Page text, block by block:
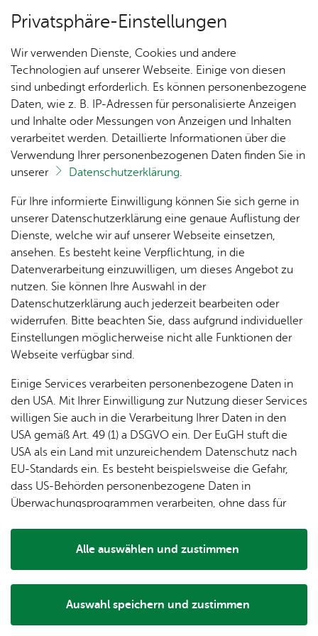
Un­se­re Ort­schaft
Ak­tu­
1250
Jahre
Ai­lin­
gen
chen­
markt
Mit­tei­
lungs­
blatt
Zah­
len,
Daten
& Fak­
ten
Ai­lin­
ger
Fe­ri­
en­
Ge­
schic
h­te
Orts­
vor­
& Ort­
schaft
s­rat
Ver­
eins­le­
ben
Lo­ka­le
Agen­
da
Ak­ti­on
mein­
sinn
Ai­lin­
gen
Öf­
fent­li­
Ein­
rich­
tun­
gen
Bil­der
Orts­
plan
Aus­bil­
dung
& of­fe­
Ver­an­stal­tun­gen
Ter­min spei­chern
Ver­an­stal­tung dru­cken
Vor­le­sen
Tan­zen im Sit­zen
Mitt­woch, 23. Sep­tem­ber 2026, 10:30 Uhr
Uhr
Bei beschwingten Melodien werden Koordination,
sind dabei wichtiger als Perfektion.
Der Kurs findet außer in den Schulferien jeden Mittwoch
von 10:30 bis 11:30 Uhr im Seniorentreff Ailingen statt.
Neue Teilnehmerinnen und Teilnehmer sind jederzeit
herzlich willkommen.
Telefonnummer 07541 52935
Privatsphäre-Einstellungen
Wir verwenden Dienste, Cookies und andere
Technologien auf unserer Webseite. Einige von diesen
sind unbedingt erforderlich. Es können personenbezogene
Daten, wie z. B. IP-Adressen für personalisierte Anzeigen
und Inhalte oder Messungen von Anzeigen und Inhalten
verarbeitet werden. Detaillierte Informationen über die
Verwendung Ihrer personenbezogenen Daten finden Sie in
unserer
Datenschutzerklärung.
Für Ihre informierte Einwilligung können Sie sich gerne in
unserer Datenschutzerklärung eine genaue Auflistung der
Dienste, welche wir auf unserer Webseite einsetzen,
ansehen. Es besteht keine Verpflichtung, in die
Datenverarbeitung einzuwilligen, um dieses Angebot zu
nutzen. Sie können Ihre Auswahl in der
Datenschutzerklärung auch jederzeit bearbeiten oder
widerrufen. Bitte beachten Sie, dass aufgrund individueller
Einstellungen möglicherweise nicht alle Funktionen der
Webseite verfügbar sind.
Einige Services verarbeiten personenbezogene Daten in
den USA. Mit Ihrer Einwilligung zur Nutzung dieser Services
willigen Sie auch in die Verarbeitung Ihrer Daten in den
USA gemäß Art. 49 (1) a DSGVO ein. Der EuGH stuft die
USA als ein Land mit unzureichendem Datenschutz nach
EU-Standards ein. Es besteht beispielsweise die Gefahr,
dass US-Behörden personenbezogene Daten in
Überwachungsprogrammen verarbeiten, ohne dass für
Auswahl speichern und zustimmen
Alle auswählen und zustimmen